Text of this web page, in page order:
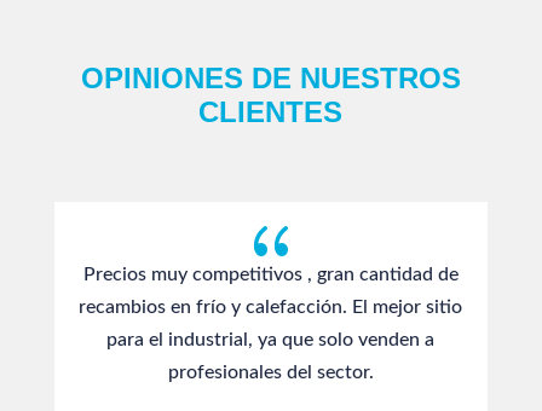
OPINIONES DE NUESTROS
CLIENTES
{
Precios muy competitivos , gran cantidad de
recambios en frío y calefacción. El mejor sitio
para el industrial, ya que solo venden a
profesionales del sector.